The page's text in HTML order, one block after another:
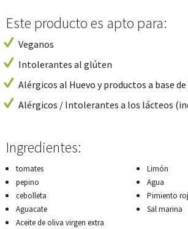
Este producto es apto para:
Veganos
Intolerantes al glúten
Alérgicos al Huevo y productos a base de
Alérgicos / Intolerantes a los lácteos
Ingredientes:
tomates
pepino
cebolleta
Aguacate
Aceite de oliva virgen extra
Limón
Agua
Pimiento
Sal marina